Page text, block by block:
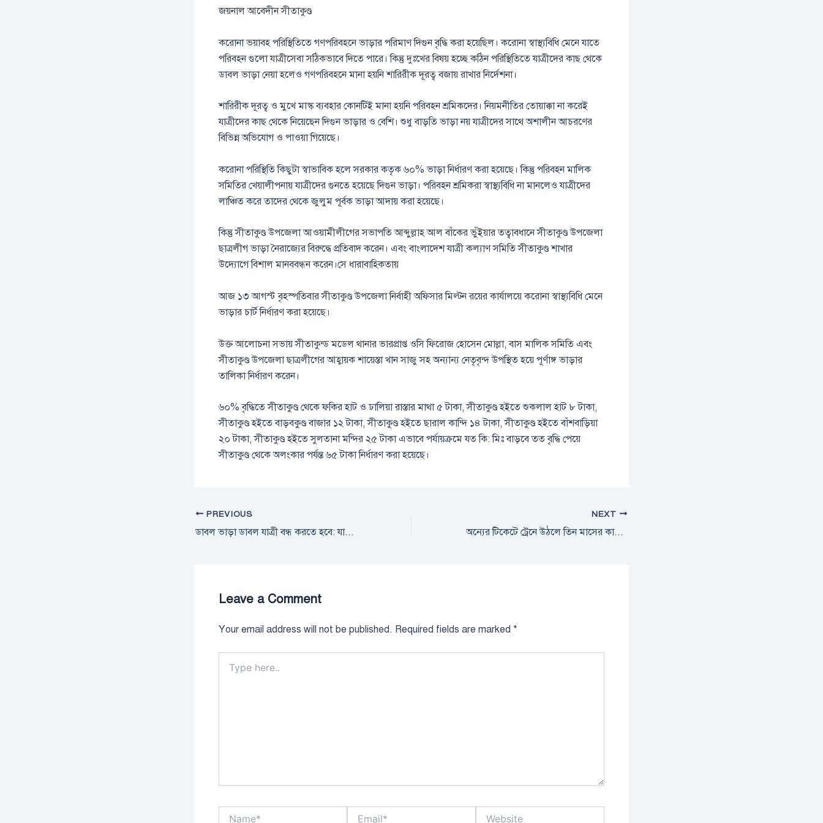
জয়নাল আবেদীন সীতাকুণ্ড
করোনা ভয়াবহ পরিস্থিতিতে গণপরিবহনে ভাড়ার পরিমাণ দিগুন বৃদ্ধি করা হয়েছিল। করোনা স্বাস্থ্যবিধি মেনে যাতে
পরিবহন গুলো যাত্রীসেবা সঠিকভাবে দিতে পারে। কিন্তু দুঃখের বিষয় হচ্ছে কঠিন পরিস্থিতিতে যাত্রীদের কাছ থেকে
ডাবল ভাড়া নেয়া হলেও গণপরিবহনে মানা হয়নি শারিরীক দূরত্ব বজায় রাখার নির্দেশনা।
শারিরীক দূরত্ব ও মুখে মাস্ক ব্যবহার কোনটিই মানা হয়নি পরিবহন শ্রমিকদের। নিয়মনীতির তোয়াক্কা না করেই
যাত্রীদের কাছ থেকে নিয়েছেন দিগুন ভাড়ার ও বেশি। শুধু বাড়তি ভাড়া নয় যাত্রীদের সাথে অশালীন আচরণের
বিভিন্ন অভিযোগ ও পাওয়া গিয়েছে।
করোনা পরিস্থিতি কিছুটা স্বাভাবিক হলে সরকার কতৃক ৬০% ভাড়া নির্ধারণ করা হয়েছে। কিন্তু পরিবহন মালিক
সমিতির খেয়ালীপনায় যাত্রীদের গুনতে হয়েছে দিগুন ভাড়া। পরিবহন শ্রমিকরা স্বাস্থ্যবিধি না মানলেও যাত্রীদের
লাঞ্চিত করে তাদের থেকে জুলুম পূর্বক ভাড়া আদায় করা হয়েছে।
কিন্তু সীতাকুণ্ড উপজেলা আওয়ামীলীগের সভাপতি আব্দুল্লাহ আল বাঁকের ভুঁইয়ার তত্বাবধানে সীতাকুণ্ড উপজেলা
ছাত্রলীগ ভাড়া নৈরাজ্যের বিরুদ্ধে প্রতিবাদ করেন। এবং বাংলাদেশ যাত্রী কল্যাণ সমিতি সীতাকুণ্ড শাখার
উদ্যোগে বিশাল মানববন্ধন করেন।সে ধারাবাহিকতায়
আজ ১৩ আগস্ট বৃহস্পতিবার সীতাকুণ্ড উপজেলা নির্বাহী অফিসার মিল্টন রয়ের কার্যালয়ে করোনা স্বাস্থ্যবিধি মেনে
ভাড়ার চার্ট নির্ধারণ করা হয়েছে।
উক্ত আলোচনা সভায় সীতাকুন্ড মডেল থানার ভারপ্রাপ্ত ওসি ফিরোজ হোসেন মোল্লা, বাস মালিক সমিতি এবং
সীতাকুণ্ড উপজেলা ছাত্রলীগের আহ্বায়ক শায়েস্তা খান সাজু সহ অন্যান্য নেতৃবৃন্দ উপস্থিত হয়ে পূর্ণাঙ্গ ভাড়ার
তালিকা নির্ধারণ করেন।
৬০% বৃদ্ধিতে সীতাকুণ্ড থেকে ফকির হাট ও ঢালিয়া রাস্তার মাথা ৫ টাকা, সীতাকুণ্ড হইতে শুকলাল হাট ৮ টাকা,
সীতাকুণ্ড হইতে বাড়বকুণ্ড বাজার ১২ টাকা, সীতাকুণ্ড হইতে ছারাল কান্দি ১৪ টাকা, সীতাকুণ্ড হইতে বাঁশবাড়িয়া
২০ টাকা, সীতাকুণ্ড হইতে সুলতানা মন্দির ২৫ টাকা এভাবে পর্যায়ক্রমে যত কি: মিঃ বাড়বে তত বৃদ্ধি পেয়ে
সীতাকুণ্ড থেকে অলংকার পর্যন্ত ৬৫ টাকা নির্ধারণ করা হয়েছে।
PREVIOUS
ডাবল ভাড়া ডাবল যাত্রী বন্ধ করতে হবে: যাত্রী কল্যাণ সমিতি
NEXT
অন্যের টিকেটে ট্রেনে উঠলে তিন মাসের কারাদণ্ড
Leave a Comment
Your email address will not be published. Required fields are marked *
here..